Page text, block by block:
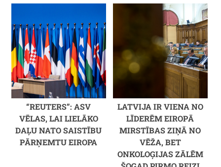
“REUTERS”: ASV
VĒLAS, LAI LIELĀKO
DAĻU NATO SAISTĪBU
PĀRŅEMTU EIROPA
LATVIJA IR VIENA NO
LĪDERĒM EIROPĀ
MIRSTĪBAS ZIŅĀ NO
VĒŽA, BET
ONKOLOĢIJAS ZĀLĒM